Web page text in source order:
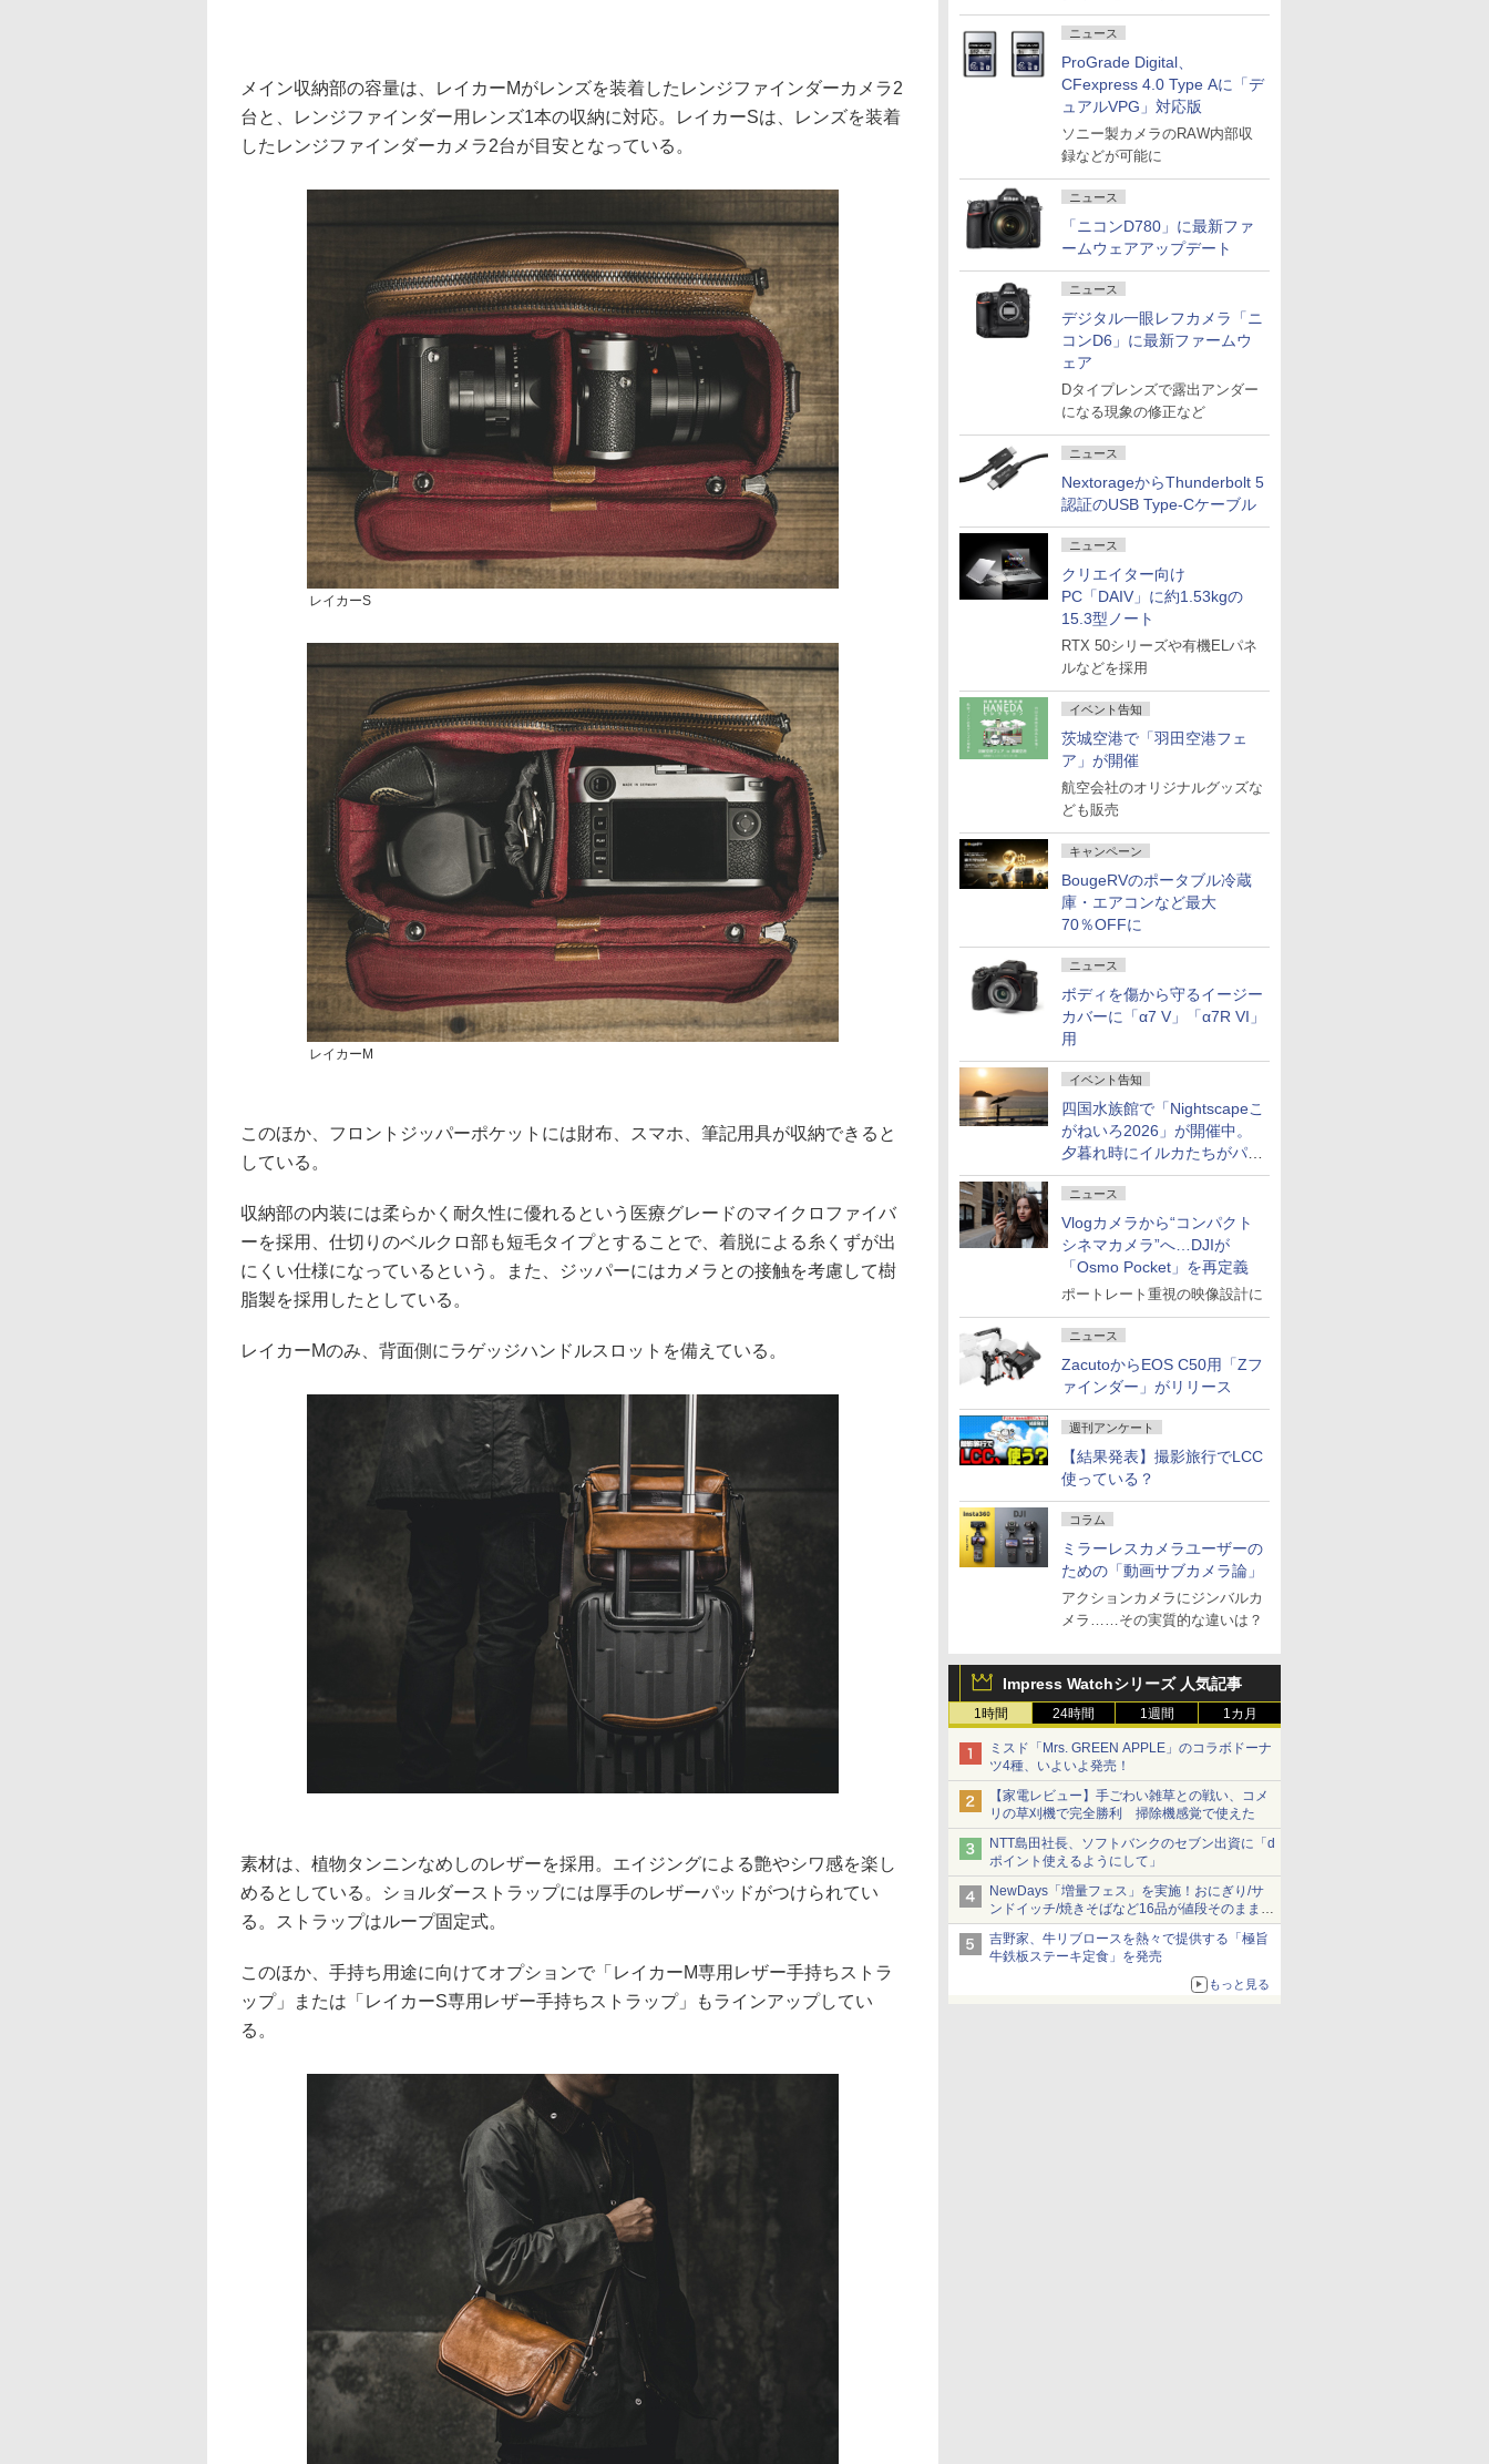
ニュース
ProGrade Digital、
CFexpress 4.0 Type Aに「デ
ュアルVPG」対応版
ソニー製カメラのRAW内部収
録などが可能に
ニュース
「ニコンD780」に最新ファ
ームウェアアップデート
ニュース
デジタル一眼レフカメラ「ニ
コンD6」に最新ファームウ
ェア
Dタイプレンズで露出アンダー
になる現象の修正など
ニュース
NextorageからThunderbolt 5
認証のUSB Type-Cケーブル
ニュース
クリエイター向け
PC「DAIV」に約1.53kgの
15.3型ノート
RTX 50シリーズや有機ELパネ
ルなどを採用
イベント告知
茨城空港で「羽田空港フェ
ア」が開催
航空会社のオリジナルグッズな
ども販売
キャンペーン
BougeRVのポータブル冷蔵
庫・エアコンなど最大
70％OFFに
ニュース
ボディを傷から守るイージー
カバーに「α7 V」「α7R VI」
用
イベント告知
四国水族館で「Nightscapeこ
がねいろ2026」が開催中。
夕暮れ時にイルカたちがパフ
ォーマンスを繰り広げる
ニュース
Vlogカメラから“コンパクト
シネマカメラ”へ…DJIが
「Osmo Pocket」を再定義
ポートレート重視の映像設計に
ニュース
ZacutoからEOS C50用「Zフ
ァインダー」がリリース
週刊アンケート
【結果発表】撮影旅行でLCC
使っている？
コラム
ミラーレスカメラユーザーの
ための「動画サブカメラ論」
アクションカメラにジンバルカ
メラ……その実質的な違いは？
Impress Watchシリーズ 人気記事
1時間 24時間 1週間 1カ月
ミスド「Mrs. GREEN APPLE」のコラボドーナ
ツ4種、いよいよ発売！
【家電レビュー】手ごわい雑草との戦い、コメ
リの草刈機で完全勝利 掃除機感覚で使えた
NTT島田社長、ソフトバンクのセブン出資に「d
ポイント使えるようにして」
NewDays「増量フェス」を実施！おにぎり/サ
ンドイッチ/焼きそばなど16品が値段そのままで
ボリュームアップ
吉野家、牛リブロースを熱々で提供する「極旨
牛鉄板ステーキ定食」を発売
もっと見る
メイン収納部の容量は、レイカーMがレンズを装着したレンジファインダーカメラ2
台と、レンジファインダー用レンズ1本の収納に対応。レイカーSは、レンズを装着
したレンジファインダーカメラ2台が目安となっている。
レイカーS
レイカーM
このほか、フロントジッパーポケットには財布、スマホ、筆記用具が収納できると
している。
収納部の内装には柔らかく耐久性に優れるという医療グレードのマイクロファイバ
ーを採用、仕切りのベルクロ部も短毛タイプとすることで、着脱による糸くずが出
にくい仕様になっているという。また、ジッパーにはカメラとの接触を考慮して樹
脂製を採用したとしている。
レイカーMのみ、背面側にラゲッジハンドルスロットを備えている。
素材は、植物タンニンなめしのレザーを採用。エイジングによる艶やシワ感を楽し
めるとしている。ショルダーストラップには厚手のレザーパッドがつけられてい
る。ストラップはループ固定式。
このほか、手持ち用途に向けてオプションで「レイカーM専用レザー手持ちストラ
ップ」または「レイカーS専用レザー手持ちストラップ」もラインアップしてい
る。